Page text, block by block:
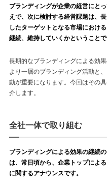
ブランディングが企業の経営にと
えで、次に検討する経営課題は、
したターゲットとなる市場におけ
継続、維持していくかということで
長期的なブランディングによる効
より一層のブランディング活動と
動が重要になります。今回はその
介します。
全社一体で取り組む
ブランディングによる効果の継続
は、常日頃から、企業トップによ
に関するアナウンスです。